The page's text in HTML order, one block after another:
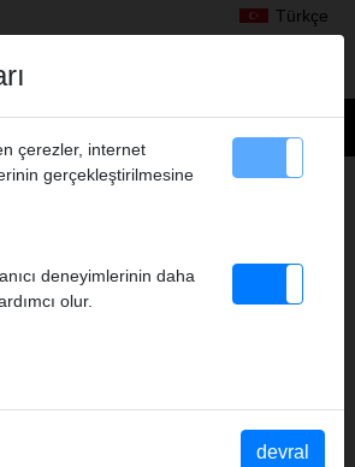
Türkçe
2
çerezler, internet
gerçekleştirilmesine
deneyimlerinin daha
olur.
devral